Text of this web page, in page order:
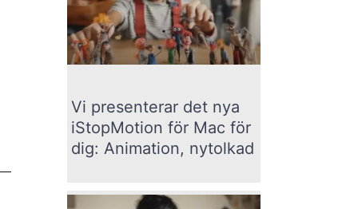
Vi presenterar det nya
iStopMotion för Mac för
dig: Animation, nytolkad